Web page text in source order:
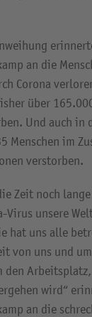
an die
Corona
über
Und auch in
Menschen im
verstorben.
Zeit noch
Virus unsere
hat uns alle
von uns und
den
wird“
an die